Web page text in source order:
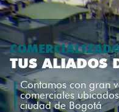
TUS ALIADOS
Contamos con gran
comerciales
ciudad de Bogotá